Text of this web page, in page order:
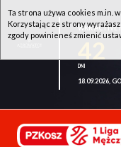
WKK ACTIVE
18.09.2026,
Ta strona używa cookies m.in.
Korzystając ze strony
zgody powinieneś zmienić